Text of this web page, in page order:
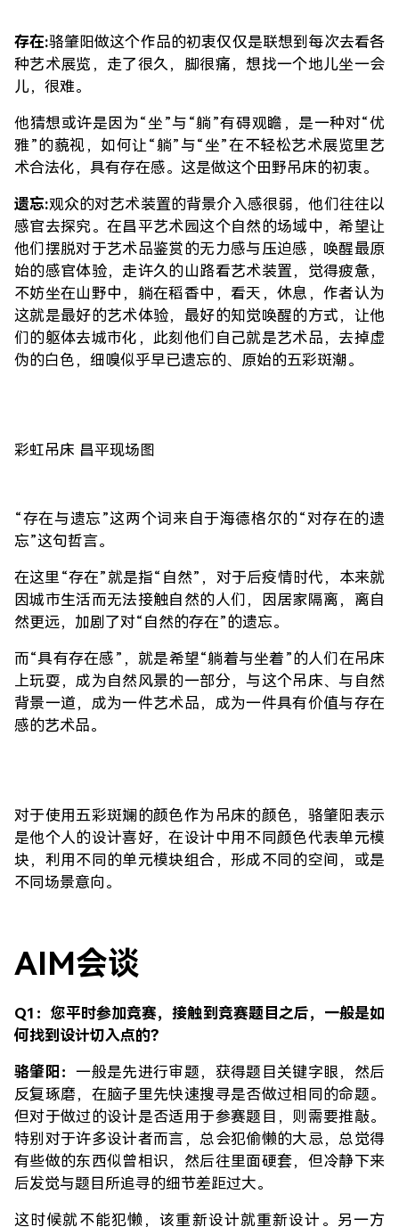
存在:骆肇阳做这个作品的初衷仅仅是联想到每次去看各
种艺术展览，走了很久，脚很痛，想找一个地儿坐一会
儿，很难。
他猜想或许是因为“坐”与“躺”有碍观瞻，是一种对“优
雅”的藐视，如何让“躺”与“坐”在不轻松艺术展览里艺
术合法化，具有存在感。这是做这个田野吊床的初衷。
遗忘:观众的对艺术装置的背景介入感很弱，他们往往以
感官去探究。在昌平艺术园这个自然的场域中，希望让
他们摆脱对于艺术品鉴赏的无力感与压迫感，唤醒最原
始的感官体验，走许久的山路看艺术装置，觉得疲惫，
不妨坐在山野中，躺在稻香中，看天，休息，作者认为
这就是最好的艺术体验，最好的知觉唤醒的方式，让他
们的躯体去城市化，此刻他们自己就是艺术品，去掉虚
伪的白色，细嗅似乎早已遗忘的、原始的五彩斑潮。
彩虹吊床 昌平现场图
“存在与遗忘”这两个词来自于海德格尔的“对存在的遗
忘”这句哲言。
在这里“存在”就是指“自然”，对于后疫情时代，本来就
因城市生活而无法接触自然的人们，因居家隔离，离自
然更远，加剧了对“自然的存在”的遗忘。
而“具有存在感”，就是希望“躺着与坐着”的人们在吊床
上玩耍，成为自然风景的一部分，与这个吊床、与自然
背景一道，成为一件艺术品，成为一件具有价值与存在
感的艺术品。
对于使用五彩斑斓的颜色作为吊床的颜色，骆肇阳表示
是他个人的设计喜好，在设计中用不同颜色代表单元模
块，利用不同的单元模块组合，形成不同的空间，或是
不同场景意向。
AIM会谈
Q1：您平时参加竞赛，接触到竞赛题目之后，一般是如
何找到设计切入点的？
骆肇阳：一般是先进行审题，获得题目关键字眼，然后
反复琢磨，在脑子里先快速搜寻是否做过相同的命题。
但对于做过的设计是否适用于参赛题目，则需要推敲。
特别对于许多设计者而言，总会犯偷懒的大忌，总觉得
有些做的东西似曾相识，然后往里面硬套，但冷静下来
后发觉与题目所追寻的细节差距过大。
这时候就不能犯懒，该重新设计就重新设计。另一方